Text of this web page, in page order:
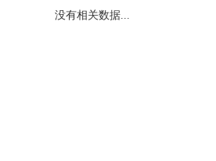
没有相关数据...